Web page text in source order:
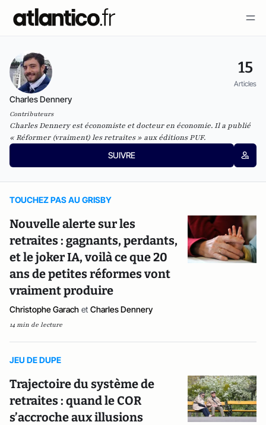
15
Articles
Charles Dennery
Contributeurs
Charles Dennery est économiste et docteur en économie. Il a publié
« Réformer (vraiment) les retraites » aux éditions PUF.
SUIVRE
TOUCHEZ PAS AU GRISBY
Nouvelle alerte sur les
retraites : gagnants, perdants,
et le joker IA, voilà ce que 20
ans de petites réformes vont
vraiment produire
Christophe Garach et Charles Dennery
14 min de lecture
JEU DE DUPE
Trajectoire du système de
retraites : quand le COR
s’accroche aux illusions